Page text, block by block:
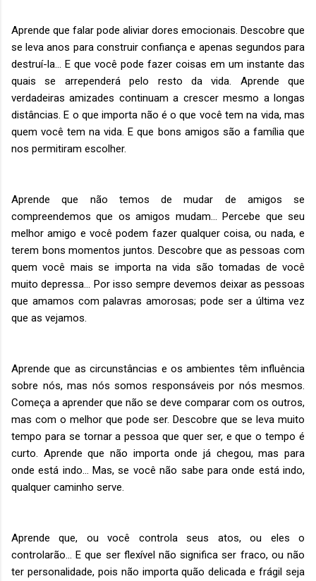
Aprende que falar pode aliviar dores emocionais. Descobre que
se leva anos para construir confiança e apenas segundos para
destruí-la… E que você pode fazer coisas em um instante das
quais se arrependerá pelo resto da vida. Aprende que
verdadeiras amizades continuam a crescer mesmo a longas
distâncias. E o que importa não é o que você tem na vida, mas
quem você tem na vida. E que bons amigos são a família que
nos permitiram escolher.
Aprende que não temos de mudar de amigos se
compreendemos que os amigos mudam… Percebe que seu
melhor amigo e você podem fazer qualquer coisa, ou nada, e
terem bons momentos juntos. Descobre que as pessoas com
quem você mais se importa na vida são tomadas de você
muito depressa… Por isso sempre devemos deixar as pessoas
que amamos com palavras amorosas; pode ser a última vez
que as vejamos.
Aprende que as circunstâncias e os ambientes têm influência
sobre nós, mas nós somos responsáveis por nós mesmos.
Começa a aprender que não se deve comparar com os outros,
mas com o melhor que pode ser. Descobre que se leva muito
tempo para se tornar a pessoa que quer ser, e que o tempo é
curto. Aprende que não importa onde já chegou, mas para
onde está indo… Mas, se você não sabe para onde está indo,
qualquer caminho serve.
Aprende que, ou você controla seus atos, ou eles o
controlarão… E que ser flexível não significa ser fraco, ou não
ter personalidade, pois não importa quão delicada e frágil seja